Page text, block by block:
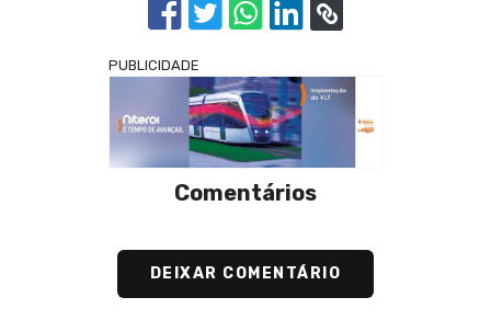
PUBLICIDADE
Comentários
DEIXAR COMENTÁRIO